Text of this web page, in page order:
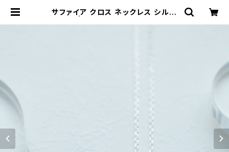
サファイア クロス ネックレス シルバ